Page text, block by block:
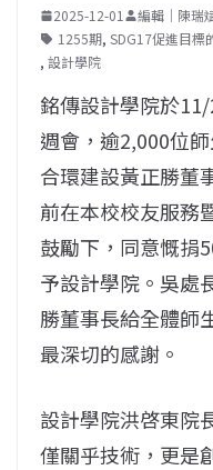
2025-12-01
編輯｜陳瑞
1255期, SDG17促進目標
, 設計學院
銘傳設計學院於
週會，逾2,000位
合環建設黃正勝董
前在本校校友服務
鼓勵下，同意慨捐
予設計學院。吳處
勝董事長給全體師
最深切的感謝。
設計學院洪啓東院
僅關乎技術，更是